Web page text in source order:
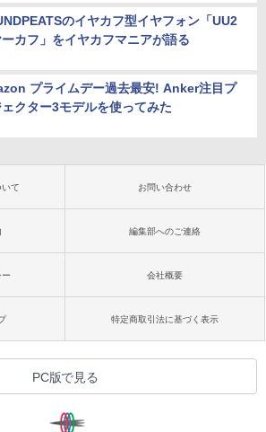
のイヤカフ型イヤフォン「UU2
カフ」をイヤカフマニアが語る
プライムデー過去最安! Anker注目プ
ェクター3モデルを使ってみた
て お問い合わせ
編集部へのご連絡
会社概要
特定商取引法に基づく表示
PC版で見る